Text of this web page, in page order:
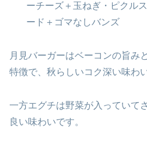
ーチーズ＋玉ねぎ・ピクル
ード＋ゴマなしバンズ
月見バーガーはベーコンの旨み
特徴で、秋らしいコク深い味わい
一方エグチは野菜が入っていて
良い味わいです。